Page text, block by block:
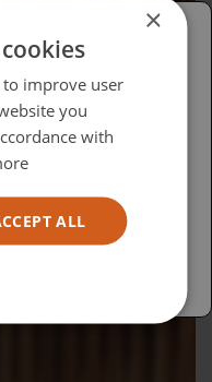
language
×
to improve user
you
with
ALL